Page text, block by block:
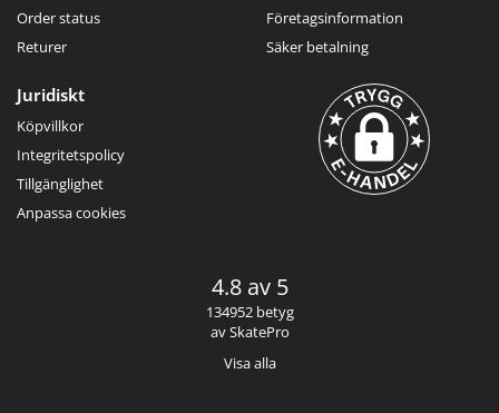
Order status
Returer
Företagsinformation
Säker betalning
Juridiskt
Köpvillkor
Integritetspolicy
Tillgänglighet
Anpassa cookies
4.8 av 5
134952 betyg
av SkatePro
Visa alla